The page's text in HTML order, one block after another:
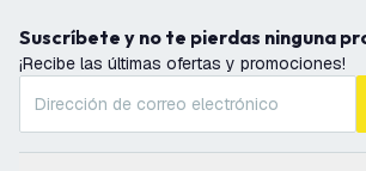
Suscríbete y no te pierdas ninguna
¡Recibe las últimas ofertas y promociones!